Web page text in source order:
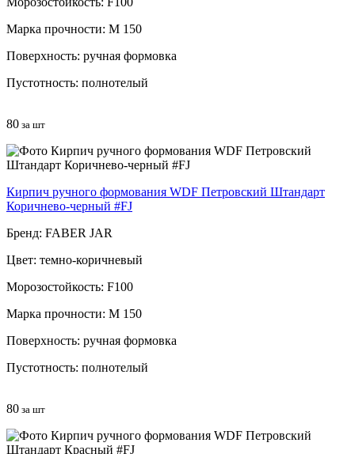
Марка прочности: М 150
Поверхность: ручная формовка
Пустотность: полнотелый
80 за шт
Кирпич ручного формования WDF Петровский Штандарт
Коричнево-черный #FJ
Бренд: FABER JAR
Цвет: темно-коричневый
Морозостойкость: F100
Марка прочности: М 150
Поверхность: ручная формовка
Пустотность: полнотелый
80 за шт